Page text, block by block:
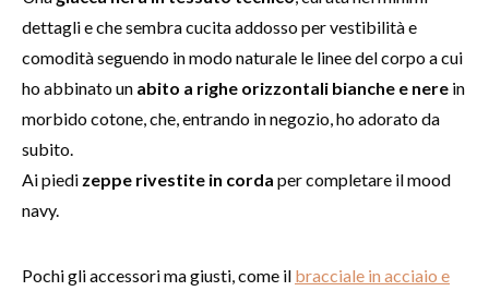
dettagli e che sembra cucita addosso per vestibilità e
comodità seguendo in modo naturale le linee del corpo a cui
ho abbinato un abito a righe orizzontali bianche e nere in
morbido cotone, che, entrando in negozio, ho adorato da
subito.
Ai piedi zeppe rivestite in corda per completare il mood
navy.
Pochi gli accessori ma giusti, come il bracciale in acciaio e